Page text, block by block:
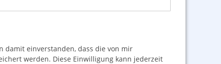
einverstanden, dass die von mir
werden. Diese Einwilligung kann jederzeit